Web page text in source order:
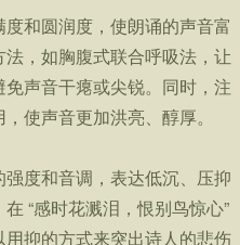
和圆润度，使朗诵的声音富
，如胸腹式联合呼吸法，让
声音干瘪或尖锐。同时，注
使声音更加洪亮、醇厚。
度和音调，表达低沉、压抑
“感时花溅泪，恨别鸟惊心”
用抑的方式来突出诗人的悲伤